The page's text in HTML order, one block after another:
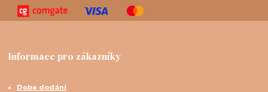
Informace pro zákazníky
Doba dodání